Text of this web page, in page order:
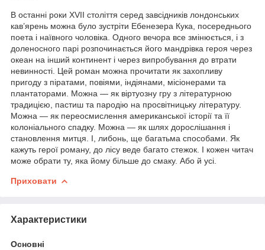
В останні роки XVII століття серед завсідників лондонських
кав’ярень можна було зустріти Ебенезера Кука, посереднього
поета і наївного чоловіка. Одного вечора все змінюється, і з
доленосного парі розпочинається його мандрівка героя через
океан на інший континент і через випробування до втрати
невинності. Цей роман можна прочитати як захопливу
пригоду з піратами, повіями, індіянами, місіонерами та
плантаторами. Можна — як віртуозну гру з літературною
традицією, пастиш та пародію на просвітницьку літературу.
Можна — як переосмислення американської історії та її
колоніального спадку. Можна — як шлях дорослішання і
становлення митця. І, либонь, ще багатьма способами. Як
кажуть герої роману, до лісу веде багато стежок. І кожен читач
може обрати ту, яка йому більше до смаку. Або й усі.
Приховати
Характеристики
Основні